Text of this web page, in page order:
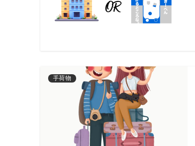
手荷物